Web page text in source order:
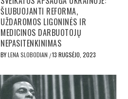
ŠLUBUOJANTI REFORMA,
UŽDAROMOS LIGONINĖS IR
MEDICINOS DARBUOTOJŲ
NEPASITENKINIMAS
BYLENA SLOBODIAN /13 RUGSĖJO, 2023